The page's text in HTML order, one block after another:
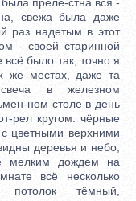
свежа была даже
раз надетым в этот
- своей старинной
было так, точно я
же местах, даже та
в железном
ном столе в день
рел кругом: чёрные
цветными верхними
деревья и небо,
мелким дождем на
всё несколько
потолок тёмный,